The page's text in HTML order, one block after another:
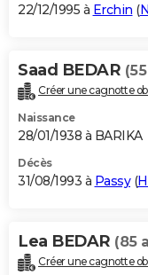
22/12/1995 à Erchin (
Saad BEDAR
Créer une cagnotte
Naissance
28/01/1938 à BARIKA
Décès
31/08/1993 à Passy(
Lea BEDAR (85
Créer une cagnotte